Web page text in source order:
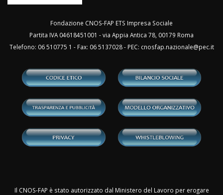
Fondazione CNOS-FAP ETS Impresa Sociale
Partita IVA 04618451001 - via Appia Antica 78, 00179 Roma
Telefono: 06 510775 1 - Fax: 06 5137028 - PEC: cnosfap.nazionale@pec.it
Il CNOS-FAP è stato autorizzato dal Ministero del Lavoro per erogare